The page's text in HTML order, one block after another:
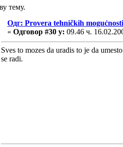
тему.
Одг: Provera tehničkih mogućnosti
« Одговор #30 у: 09.46 ч.
Sves to mozes da uradis to je da
se radi.